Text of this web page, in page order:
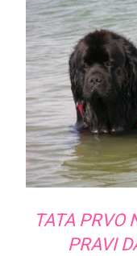
TATA PRVO
PRAVI